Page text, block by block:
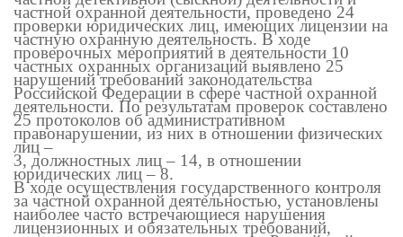
частной охранной деятельности, проведено 24
проверки юридических лиц, имеющих лицензии на
частную охранную деятельность. В ходе
проверочных мероприятий в деятельности 10
частных охранных организаций выявлено 25
нарушений требований законодательства
Российской Федерации в сфере частной охранной
деятельности. По результатам проверок составлено
25 протоколов об административном
правонарушении, из них в отношении физических
лиц –
3, должностных лиц – 14, в отношении
юридических лиц – 8.
В ходе осуществления государственного контроля
за частной охранной деятельностью, установлены
наиболее часто встречающиеся нарушения
лицензионных и обязательных требований,